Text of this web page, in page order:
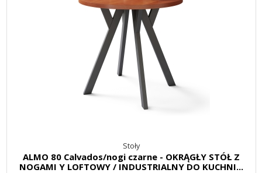
Stoły
ALMO 80 Calvados/nogi czarne - OKRĄGŁY STÓŁ Z
NOGAMI Y LOFTOWY / INDUSTRIALNY DO KUCHNI...